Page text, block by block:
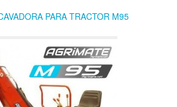
PARA TRACTOR M95